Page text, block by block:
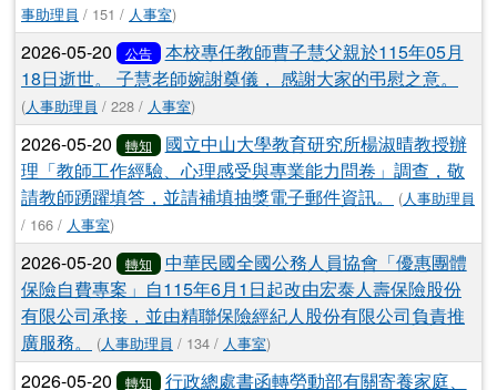
事助理員 / 151 / 人事室)
2026-05-20 公告
本校專任教師曹子慧父親於115年05月
18日逝世。 子慧老師婉謝奠儀， 感謝大家的弔慰之意。
(人事助理員 / 228 / 人事室)
2026-05-20 轉知
國立中山大學教育研究所楊淑晴教授辦
理「教師工作經驗、心理感受與專業能力問卷」調查，敬
請教師踴躍填答，並請補填抽獎電子郵件資訊。
(人事助理員
/ 166 / 人事室)
2026-05-20 轉知
中華民國全國公務人員協會「優惠團體
保險自費專案」自115年6月1日起改由宏泰人壽保險股份
有限公司承接，並由精聯保險經紀人股份有限公司負責推
廣服務。
(人事助理員 / 134 / 人事室)
2026-05-20 轉知
行政總處書函轉勞動部有關寄養家庭、